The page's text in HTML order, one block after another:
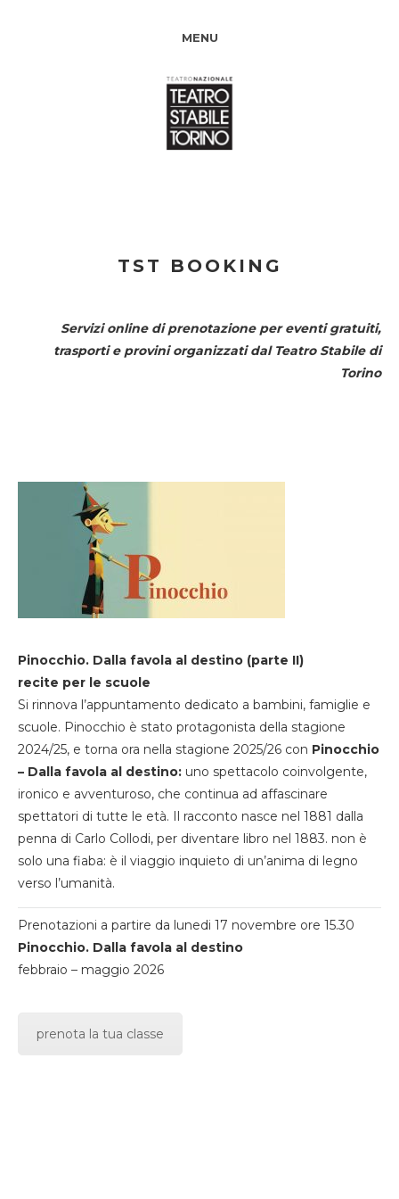
MENU
TST BOOKING
Servizi online di prenotazione per eventi gratuiti,
trasporti e provini organizzati dal Teatro Stabile di
Torino
Pinocchio. Dalla favola al destino (parte II)
recite per le scuole
Si rinnova l’appuntamento dedicato a bambini, famiglie e
scuole. Pinocchio è stato protagonista della stagione
2024/25, e torna ora nella stagione 2025/26 con Pinocchio
– Dalla favola al destino: uno spettacolo coinvolgente,
ironico e avventuroso, che continua ad affascinare
spettatori di tutte le età. Il racconto nasce nel 1881 dalla
penna di Carlo Collodi, per diventare libro nel 1883. non è
solo una fiaba: è il viaggio inquieto di un’anima di legno
verso l’umanità.
Prenotazioni a partire da lunedi 17 novembre ore 15.30
Pinocchio. Dalla favola al destino
febbraio – maggio 2026
prenota la tua classe